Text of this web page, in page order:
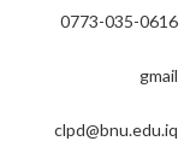
0773-035-0616
gmail
clpd@bnu.edu.iq